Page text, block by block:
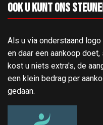
Ook u kunt ons
Als u via onderstaand
en daar een aankoop
kost u niets extra's, de
een klein bedrag per
gedaan.